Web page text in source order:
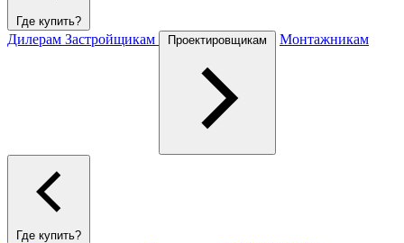
Где купить?
Дилерам Застройщикам Проектировщикам Монтажникам
Где купить?